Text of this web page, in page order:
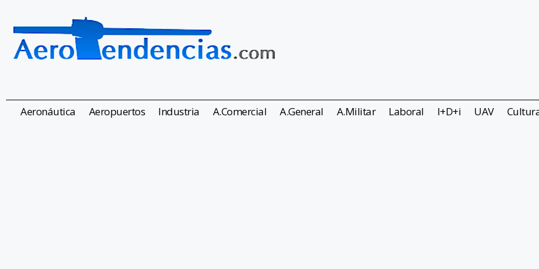
Aeronáutica Aeropuertos Industria A.Comercial A.General A.Militar Laboral I+D+i UAV